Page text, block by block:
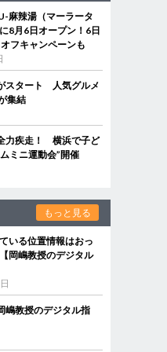
麻辣湯（マーラータ
8月6日オープン！6日
フキャンペーンも
スタート 人気グルメ
集結
力疾走！ 横浜で子ど
ミニ運動会”開催
もっと見る
いる位置情報はおっ
岡嶋教授のデジタル
教授のデジタル指